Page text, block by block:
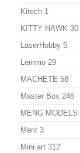
Kitech 1
KITTY HAWK 30
LaserHobby 5
Lemmo 29
MACHETE 58
Master Box 246
MENG MODELS
Merit 3
Mini art 312